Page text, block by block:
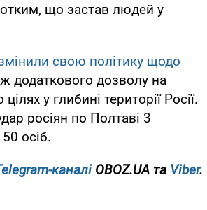
що застав людей у
свою політику щодо
додаткового дозволу на
у глибині території Росії.
росіян по Полтаві 3
осіб.
каналіOBOZ.UA та Viber.